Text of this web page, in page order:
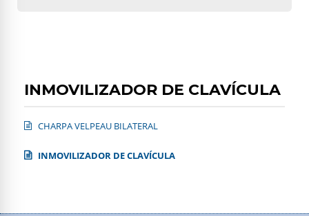
INMOVILIZADOR DE CLAVÍCULA
CHARPA VELPEAU BILATERAL
INMOVILIZADOR DE CLAVÍCULA